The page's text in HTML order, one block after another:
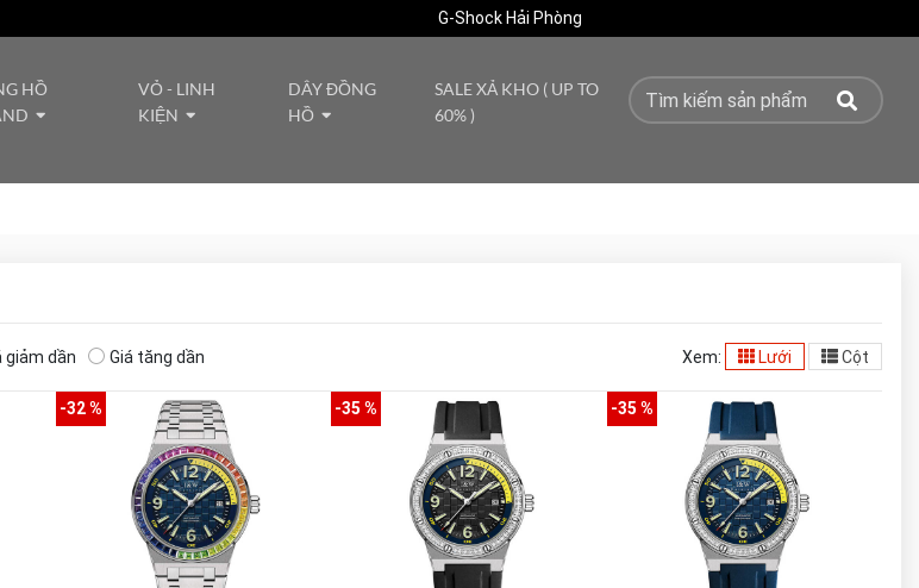
G-Shock Hải Phòng
HỒ
VỎ - LINH
KIỆN
DÂY ĐỒNG
HỒ
SALE XẢ KHO ( UP TO
60% )
giảm dần Giá tăng dần Xem: Lưới Cột
-32 % -35 % -35 %